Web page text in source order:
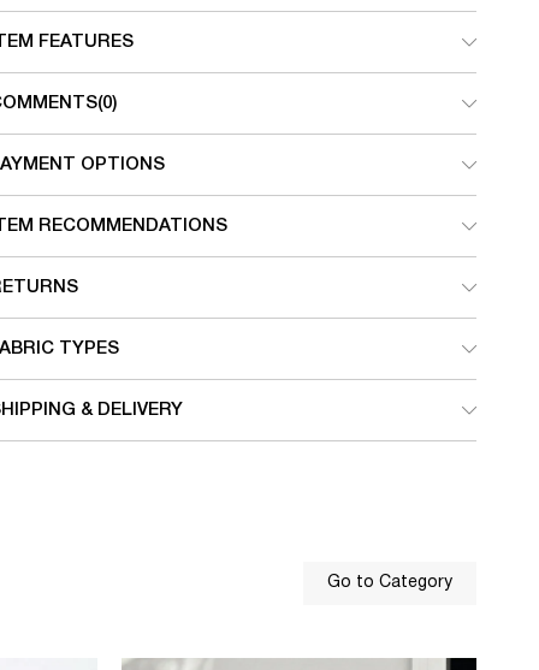
FEATURES
(0)
OPTIONS
RECOMMENDATIONS
TYPES
& DELIVERY
Go to Category